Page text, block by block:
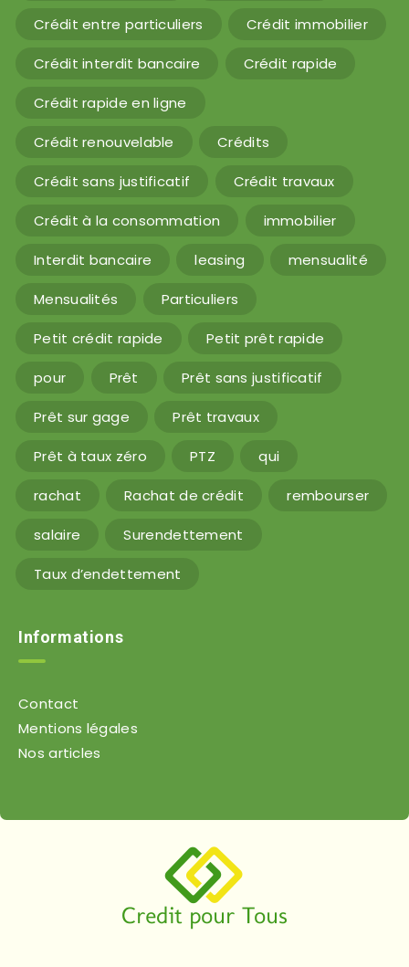
Crédit entre particuliers Crédit immobilier
Crédit interdit bancaire Crédit rapide
Crédit rapide en ligne
Crédit renouvelable Crédits
Crédit sans justificatif Crédit travaux
Crédit à la consommation immobilier
Interdit bancaire leasing mensualité
Mensualités Particuliers
Petit crédit rapide Petit prêt rapide
pour Prêt Prêt sans justificatif
Prêt sur gage Prêt travaux
Prêt à taux zéro PTZ qui
rachat Rachat de crédit rembourser
salaire Surendettement
Taux d’endettement
Informations
Contact
Mentions légales
Nos articles